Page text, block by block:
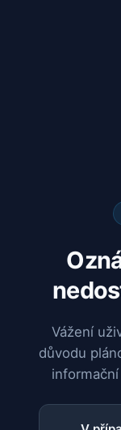
Vážení
důvodu